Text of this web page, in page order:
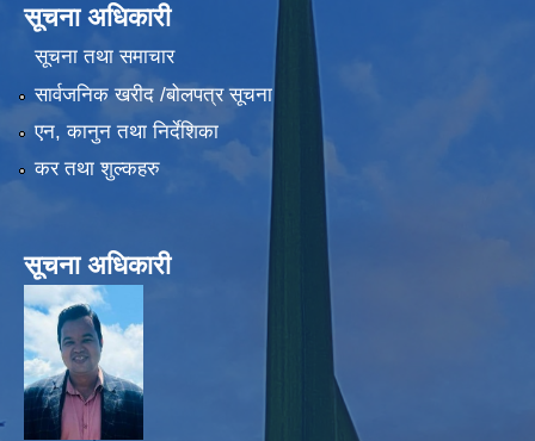
सूचना अधिकारी
सूचना तथा समाचार
सार्वजनिक खरीद /बोलपत्र सूचना
एन, कानुन तथा निर्देशिका
कर तथा शुल्कहरु
सूचना अधिकारी